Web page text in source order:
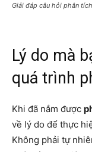
Giải đáp câu hỏi phân
Lý do mà
quá trình
Khi đã nắm được
về lý do để thực
Không phải tự